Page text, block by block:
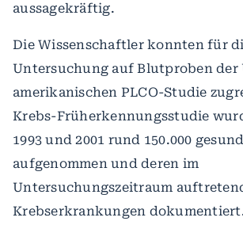
aussagekräftig.
Die Wissenschaftler konnten für
Untersuchung auf Blutproben der
amerikanischen PLCO-Studie
Krebs-Früherkennungsstudie
1993 und 2001 rund 150.000
aufgenommen und deren im
Untersuchungszeitraum
Krebserkrankungen